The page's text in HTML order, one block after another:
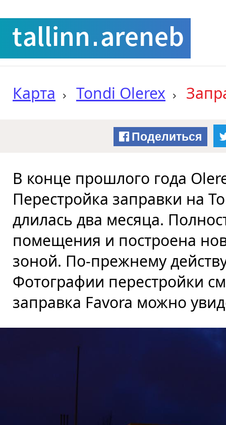
Карта Tondi Olerex
Поделиться
В конце прошлого года
Перестройка заправки на
длилась два месяца.
помещения и построена
зоной. По-прежнему
Фотографии перестройки
заправка Favora можно